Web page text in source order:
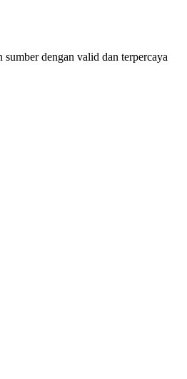
dengan valid dan terpercaya